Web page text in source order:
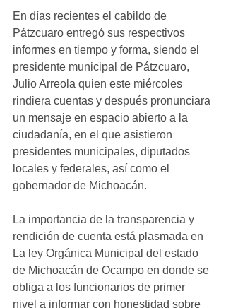
En días recientes el cabildo de
Pátzcuaro entregó sus respectivos
informes en tiempo y forma, siendo el
presidente municipal de Pátzcuaro,
Julio Arreola quien este miércoles
rindiera cuentas y después pronunciara
un mensaje en espacio abierto a la
ciudadanía, en el que asistieron
presidentes municipales, diputados
locales y federales, así como el
gobernador de Michoacán.
La importancia de la transparencia y
rendición de cuenta está plasmada en
La ley Orgánica Municipal del estado
de Michoacán de Ocampo en donde se
obliga a los funcionarios de primer
nivel a informar con honestidad sobre